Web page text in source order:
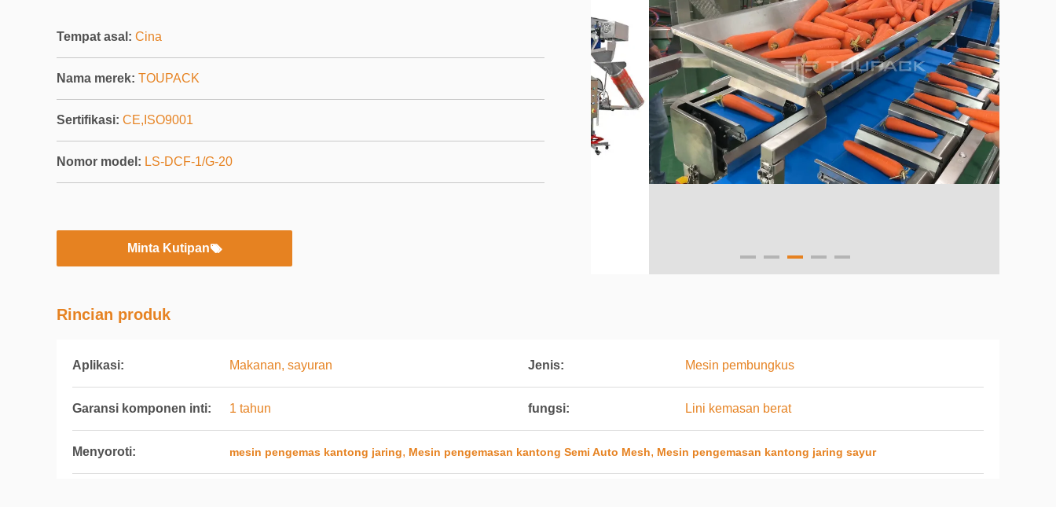
Tempat asal: Cina
Nama merek: TOUPACK
Sertifikasi: CE,ISO9001
Nomor model: LS-DCF-1/G-20
Minta Kutipan
Rincian produk
Aplikasi: Makanan, sayuran Jenis: Mesin pembungkus
Garansi komponen inti: 1 tahun fungsi: Lini kemasan berat
Menyoroti: mesin pengemas kantong jaring, Mesin pengemasan kantong Semi Auto Mesh, Mesin pengemasan kantong jaring sayur